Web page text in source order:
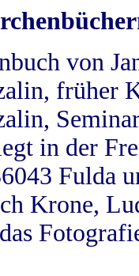
von
früher
in der
Fulda
Krone,